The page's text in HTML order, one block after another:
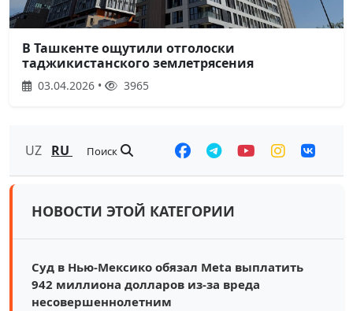
В Ташкенте ощутили отголоски
таджикистанского землетрясения
03.04.2026 • 3965
UZ RU Поиск
НОВОСТИ ЭТОЙ КАТЕГОРИИ
Суд в Нью-Мексико обязал Meta выплатить
942 миллиона долларов из-за вреда
несовершеннолетним